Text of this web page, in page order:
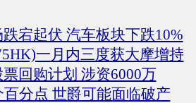
宕起伏 汽车板块下跌10%
一月内三度获大摩增持
回购计划 涉资6000万
百分点 世爵可能面临破产